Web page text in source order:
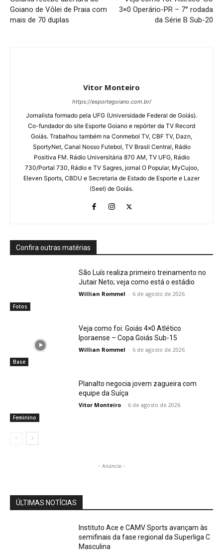
Goiano de Vôlei de Praia com
mais de 70 duplas
3×0 Operário-PR – 7° rodada
da Série B Sub-20
Vitor Monteiro
https://esportegoiano.com.br/
Jornalista formado pela UFG (Universidade Federal de Goiás).
Co-fundador do site Esporte Goiano e repórter da TV Record
Goiás. Trabalhou também na Conmebol TV, CBF TV, Dazn,
SportyNet, Canal Nosso Futebol, TV Brasil Central, Rádio
Positiva FM. Rádio Universitária 870 AM, TV UFG, Rádio
730/Portal 730, Rádio e TV Sagres, jornal O Popular, MyCujoo,
Eleven Sports, CBDU e Secretaria de Estado de Esporte e Lazer
(Seel) de Goiás.
Confira outras matérias
Fotos
São Luís realiza primeiro treinamento no
Jutair Neto; veja como está o estádio
Willian Rommel - 6 de agosto de 2026
Base
Veja como foi: Goiás 4×0 Atlético
Iporaense – Copa Goiás Sub-15
Willian Rommel - 6 de agosto de 2026
Feminino
Planalto negocia jovem zagueira com
equipe da Suíça
Vitor Monteiro - 6 de agosto de 2026
- Anúncio -
ÚLTIMAS NOTÍCIAS
Instituto Ace e CAMV Sports avançam às
semifinais da fase regional da Superliga C
Masculina